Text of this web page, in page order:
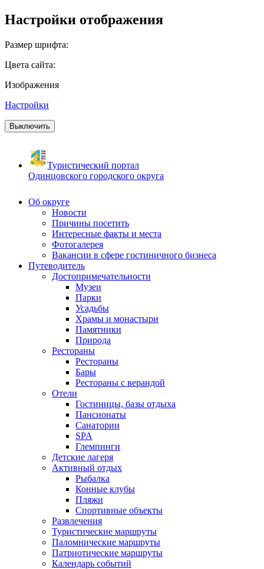
Настройки отображения
Размер шрифта:
Цвета сайта:
Изображения
Настройки
Выключить
Туристический портал
Одинцовского городского округа
Об округе
Новости
Причины посетить
Интересные факты и места
Фотогалерея
Вакансии в сфере гостиничного бизнеса
Путеводитель
Достопримечательности
Музеи
Парки
Усадьбы
Храмы и монастыри
Памятники
Природа
Рестораны
Рестораны
Бары
Рестораны с верандой
Отели
Гостиницы, базы отдыха
Пансионаты
Санатории
SPA
Глемпинги
Детские лагеря
Активный отдых
Рыбалка
Конные клубы
Пляжи
Спортивные объекты
Развлечения
Туристические маршруты
Паломнические маршруты
Патриотические маршруты
Календарь событий